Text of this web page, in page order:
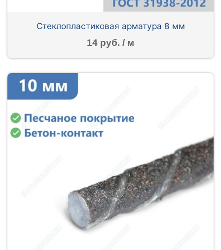
Стеклопластиковая арматура 8 мм
14 руб. / м